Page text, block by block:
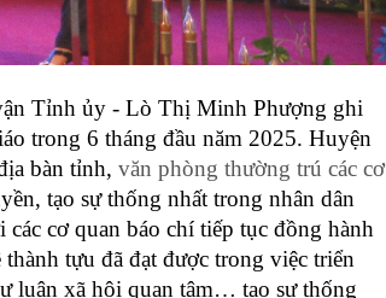
Tỉnh ủy - Lò Thị Minh Phượng ghi
trong 6 tháng đầu năm 2025. Huyện
bàn tỉnh, văn phòng thường trú các cơ
tạo sự thống nhất trong nhân dân
cơ quan báo chí tiếp tục đồng hành
tựu đã đạt được trong việc triển
luận xã hội quan tâm… tạo sự thống